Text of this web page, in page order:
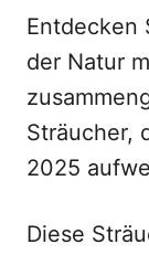
Entdecken
der Natur
Sträucher,
2025
Diese